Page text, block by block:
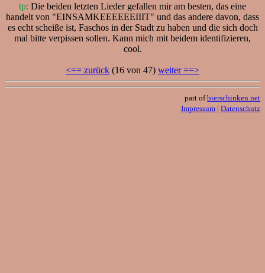
tp: Die beiden letzten Lieder gefallen mir am besten, das eine
handelt von "EINSAMKEEEEEEIIIT" und das andere davon, dass
es echt scheiße ist, Faschos in der Stadt zu haben und die sich doch
mal bitte verpissen sollen. Kann mich mit beidem identifizieren,
cool.
<== zurück (16 von 47) weiter ==>
part ofbierschinken.net
Impressum | Datenschutz